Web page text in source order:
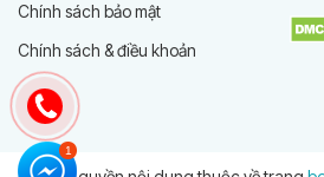
Chính sách bảo mật
Chính sách & điều khoản